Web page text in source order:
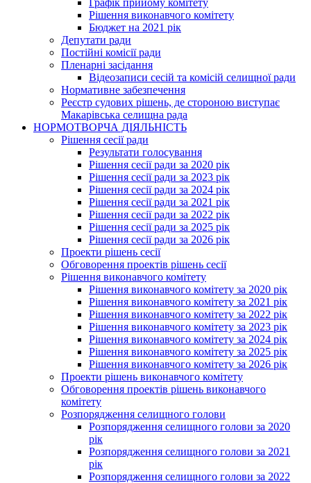
Графік прийому комітету
Рішення виконавчого комітету
Бюджет на 2021 рік
Депутати ради
Постійні комісії ради
Пленарні засідання
Відеозаписи сесій та комісій селищної ради
Нормативне забезпечення
Реєстр судових рішень, де стороною виступає
Макарівська селищна рада
НОРМОТВОРЧА ДІЯЛЬНІСТЬ
Рішення сесії ради
Результати голосування
Рішення сесії ради за 2020 рік
Рішення сесії ради за 2023 рік
Рішення сесії ради за 2024 рік
Рішення сесії ради за 2021 рік
Рішення сесії ради за 2022 рік
Рішення сесії ради за 2025 рік
Рішення сесії ради за 2026 рік
Проекти рішень сесії
Обговорення проектів рішень сесії
Рішення виконавчого комітету
Рішення виконавчого комітету за 2020 рік
Рішення виконавчого комітету за 2021 рік
Рішення виконавчого комітету за 2022 рік
Рішення виконавчого комітету за 2023 рік
Рішення виконавчого комітету за 2024 рік
Рішення виконавчого комітету за 2025 рік
Рішення виконавчого комітету за 2026 рік
Проекти рішень виконавчого комітету
Обговорення проектів рішень виконавчого
комітету
Розпорядження селищного голови
Розпорядження селищного голови за 2020
рік
Розпорядження селищного голови за 2021
рік
Розпорядження селищного голови за 2022